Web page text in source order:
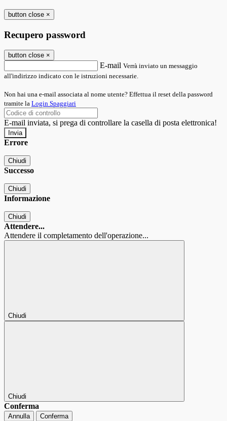
button close ×
Recupero password
button close ×
E-mail Verrà inviato un messaggio
all'indirizzo indicato con le istruzioni necessarie.
Non hai una e-mail associata al nome utente? Effettua il reset della password
tramite la Login Spaggiari
E-mail inviata, si prega di controllare la casella di posta elettronica!
Errore
Chiudi
Successo
Chiudi
Informazione
Chiudi
Attendere...
Attendere il completamento dell'operazione...
Chiudi
Chiudi
Conferma
Annulla Conferma